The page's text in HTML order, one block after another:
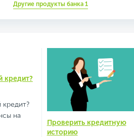
Другие продукты банка 1
кредит?
кредит?
на
Проверить кредитную
историю